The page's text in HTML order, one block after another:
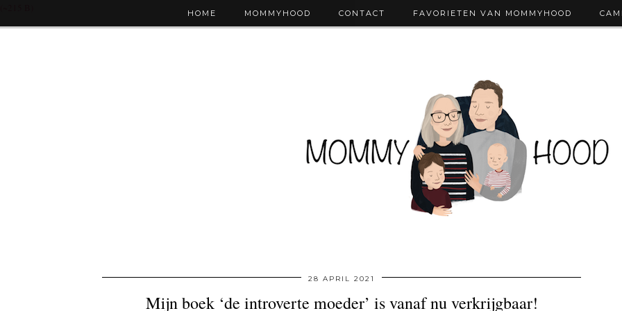
HOME MOMMYHOOD CONTACT FAVORIETEN VAN MOMMYHOOD
28 APRIL 2021
Mijn boek ‘de introverte moeder’ is vanaf nu verkrijgbaar!